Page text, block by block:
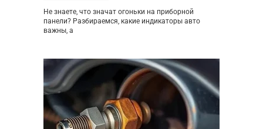
Не знаете, что значат огоньки на приборной
панели? Разбираемся, какие индикаторы авто
важны, а